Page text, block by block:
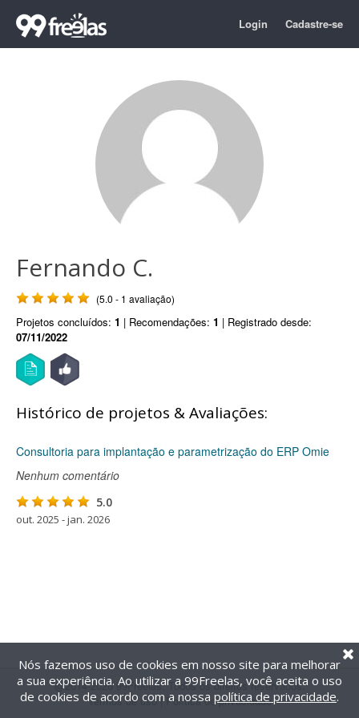
Login Cadastre-se
Fernando C.
(5.0 - 1 avaliação)
Projetos concluídos: 1 | Recomendações: 1 | Registrado desde:
07/11/2022
Histórico de projetos & Avaliações:
Consultoria para implantação e parametrização do ERP Omie
Nenhum comentário
5.0
out. 2025 - jan. 2026
@2014-2026 99Freelas. Todos os direitos reservados.
Termos de uso| Política de privacidade
Nós fazemos uso de cookies em nosso site para melhorar
a sua experiência. Ao utilizar a 99Freelas, você aceita o uso
de cookies de acordo com a nossa política de privacidade.